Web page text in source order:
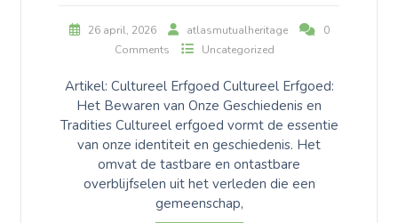
26 april, 2026 atlasmutualheritage
0
Comments
Uncategorized
Artikel: Cultureel Erfgoed Cultureel Erfgoed:
Het Bewaren van Onze Geschiedenis en
Tradities Cultureel erfgoed vormt de essentie
van onze identiteit en geschiedenis. Het
omvat de tastbare en ontastbare
overblijfselen uit het verleden die een
gemeenschap,